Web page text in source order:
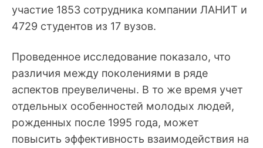
участие 1853 сотрудника компании ЛАНИТ и
4729 студентов из 17 вузов.
Проведенное исследование показало, что
различия между поколениями в ряде
аспектов преувеличены. В то же время учет
отдельных особенностей молодых людей,
рожденных после 1995 года, может
повысить эффективность взаимодействия на